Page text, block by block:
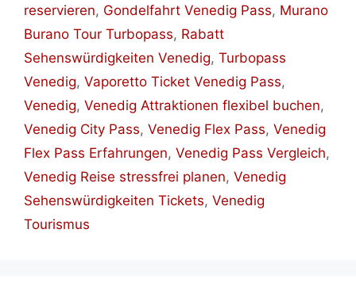
reservieren, Gondelfahrt Venedig Pass, Murano
Burano Tour Turbopass, Rabatt
Sehenswürdigkeiten Venedig, Turbopass
Venedig, Vaporetto Ticket Venedig Pass,
Venedig, Venedig Attraktionen flexibel buchen,
Venedig City Pass, Venedig Flex Pass, Venedig
Flex Pass Erfahrungen, Venedig Pass Vergleich,
Venedig Reise stressfrei planen, Venedig
Sehenswürdigkeiten Tickets, Venedig
Tourismus